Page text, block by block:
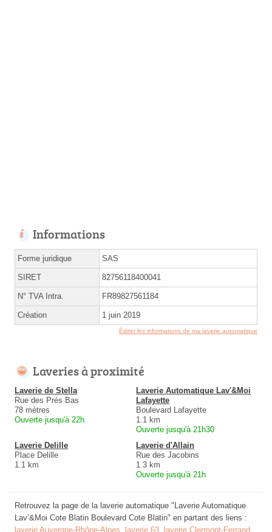
Informations
Forme juridique SAS
SIRET 82756118400041
N° TVA Intra. FR89827561184
Création 1 juin 2019
Éditer les informations de ma laverie automatique
Laveries à proximité
Laverie de Stella
Rue des Prés Bas
78 mètres
Ouverte jusqu'à 22h
Laverie Automatique Lav'&Moi
Lafayette
Boulevard Lafayette
1.1 km
Ouverte jusqu'à 21h30
Laverie Delille
Place Delille
1.1 km
Laverie d'Allain
Rue des Jacobins
1.3 km
Ouverte jusqu'à 21h
Retrouvez la page de la laverie automatique "Laverie Automatique
Lav’&Moi Cote Blatin Boulevard Cote Blatin" en partant des liens :
laverie Auvergne-Rhône-Alpes
laverie 63 laverie Clermont-Ferrand